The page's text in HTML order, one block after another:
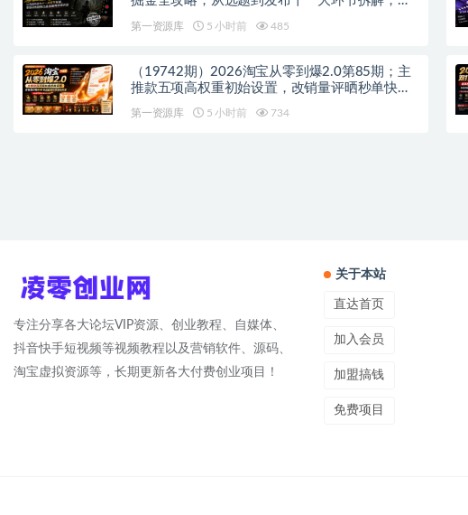
第一资源库 5 小时前 485
（19742期）2026淘宝从零到爆2.0第85期；主
推款五项高权重初始设置，改销量评晒秒单快速
第一资源库 5 小时前 734
专注分享各大论坛VIP资源、创业教程、自媒体、
抖音快手短视频等视频教程以及营销软件、源码、
淘宝虚拟资源等，长期更新各大付费创业项目！
关于本站
直达首页
加入会员
加盟搞钱
免费项目